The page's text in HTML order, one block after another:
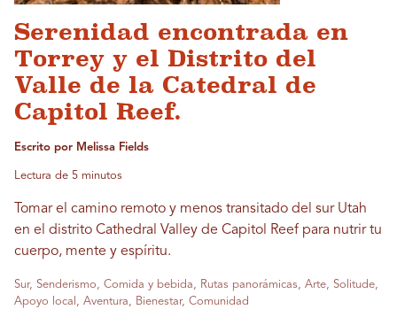
Serenidad encontrada en
Torrey y el Distrito del
Valle de la Catedral de
Capitol Reef.
Escrito por Melissa Fields
Lectura de 5 minutos
Tomar el camino remoto y menos transitado del sur Utah
en el distrito Cathedral Valley de Capitol Reef para nutrir tu
cuerpo, mente y espíritu.
Sur, Senderismo, Comida y bebida, Rutas panorámicas, Arte, Solitude,
Apoyo local, Aventura, Bienestar, Comunidad